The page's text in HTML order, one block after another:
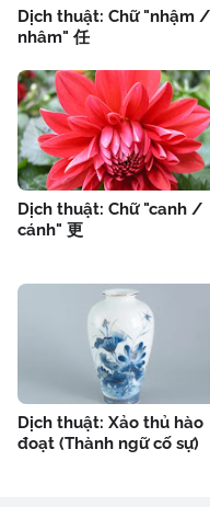
Dịch thuật: Chữ "nhậm /
nhâm" 任
Dịch thuật: Chữ "canh /
cánh" 更
Dịch thuật: Xảo thủ hào
đoạt (Thành ngữ cố sự)